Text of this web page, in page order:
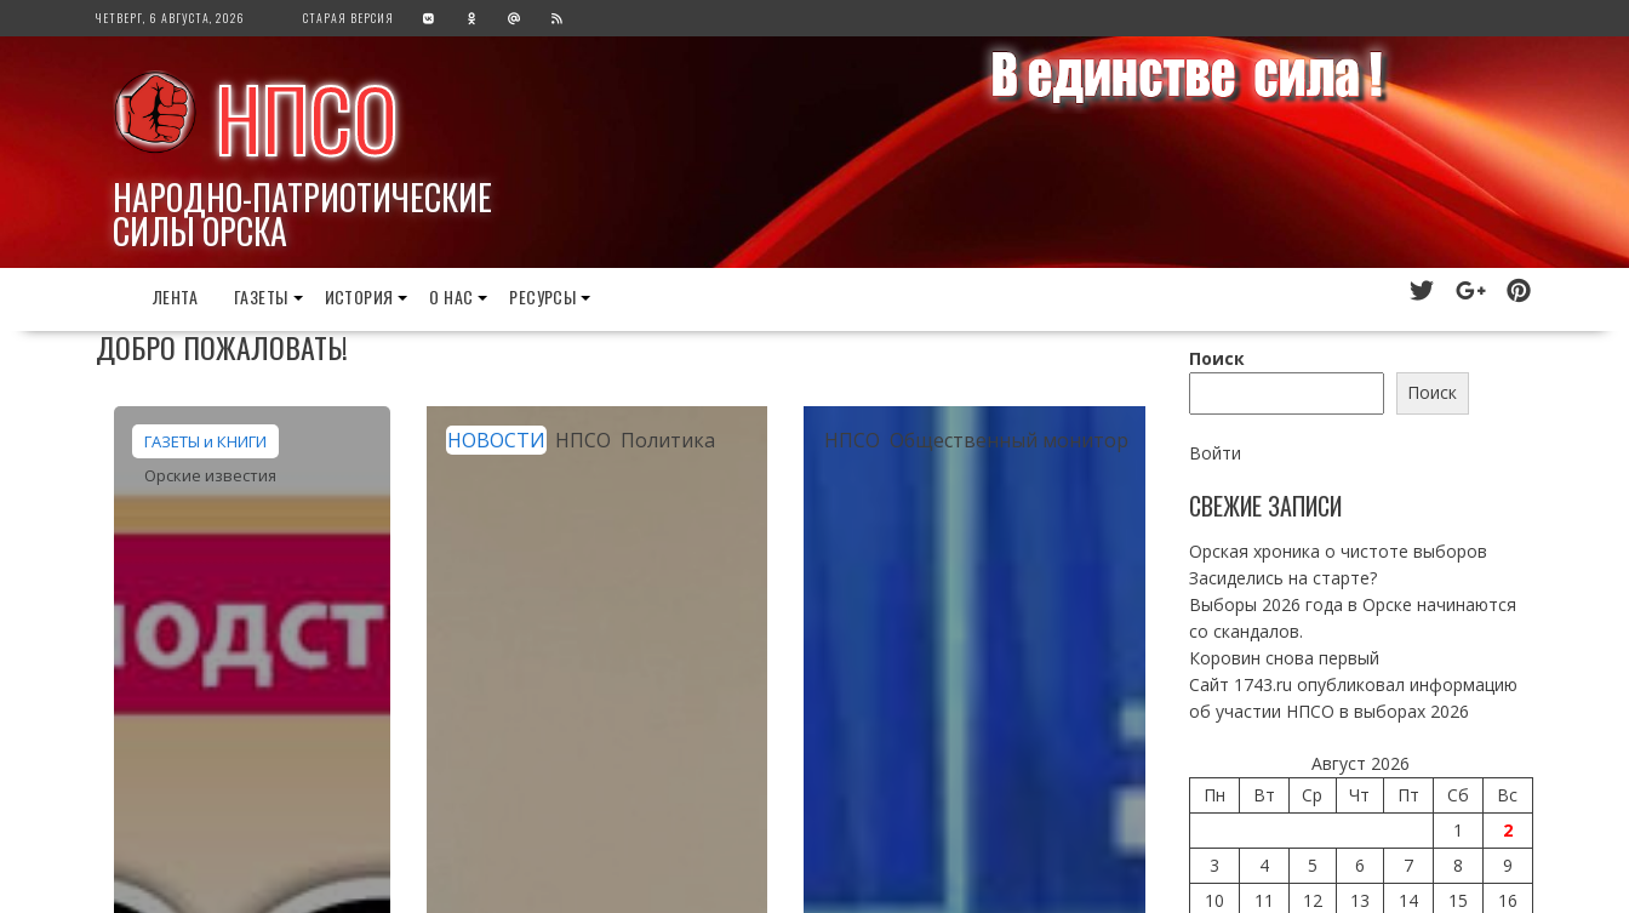
к
ЧЕТВЕРГ, 6 АВГУСТА, 2026 СТАРАЯ ВЕРСИЯ
НПСО
НАРОДНО-ПАТРИОТИЧЕСКИЕ
СИЛЫ ОРСКА
ЛЕНТА ГАЗЕТЫ ИСТОРИЯ О НАС РЕСУРСЫ
ДОБРО ПОЖАЛОВАТЬ!
ГАЗЕТЫ и КНИГИ
Орские известия
НОВОСТИ НПСО Политика НПСО Общественный монитор
Поиск
Поиск
Войти
СВЕЖИЕ ЗАПИСИ
Орская хроника о чистоте выборов
Засиделись на старте?
Выборы 2026 года в Орске начинаются
со скандалов.
Коровин снова первый
Сайт 1743.ru опубликовал информацию
об участии НПСО в выборах 2026
Август 2026
Пн
Вт Ср Чт Пт Сб
Вс
1
2
3
4 5 6 7 8
9
10
11 12 13 14 15
16